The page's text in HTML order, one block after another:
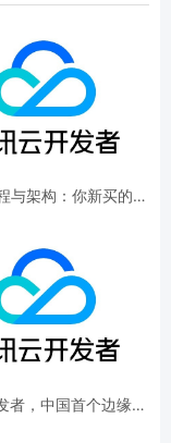
与架构：你新买的
者，中国首个边缘全